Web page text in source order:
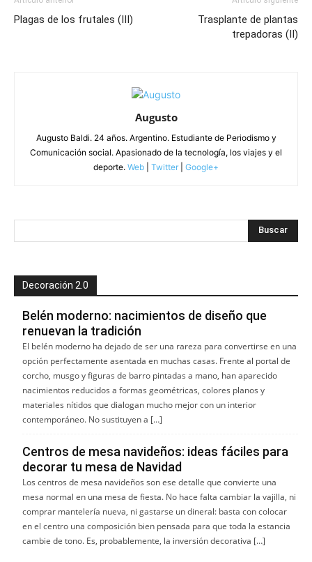
Plagas de los frutales (III)
Trasplante de plantas
trepadoras (II)
Augusto
Augusto Baldi. 24 años. Argentino. Estudiante de Periodismo y
Comunicación social. Apasionado de la tecnología, los viajes y el
deporte. Web Twitter Google+
Decoración 2.0
Belén moderno: nacimientos de diseño que
renuevan la tradición
El belén moderno ha dejado de ser una rareza para convertirse en una
opción perfectamente asentada en muchas casas. Frente al portal de
corcho, musgo y figuras de barro pintadas a mano, han aparecido
nacimientos reducidos a formas geométricas, colores planos y
materiales nítidos que dialogan mucho mejor con un interior
contemporáneo. No sustituyen a […]
Centros de mesa navideños: ideas fáciles para
decorar tu mesa de Navidad
Los centros de mesa navideños son ese detalle que convierte una
mesa normal en una mesa de fiesta. No hace falta cambiar la vajilla, ni
comprar mantelería nueva, ni gastarse un dineral: basta con colocar
en el centro una composición bien pensada para que toda la estancia
cambie de tono. Es, probablemente, la inversión decorativa […]